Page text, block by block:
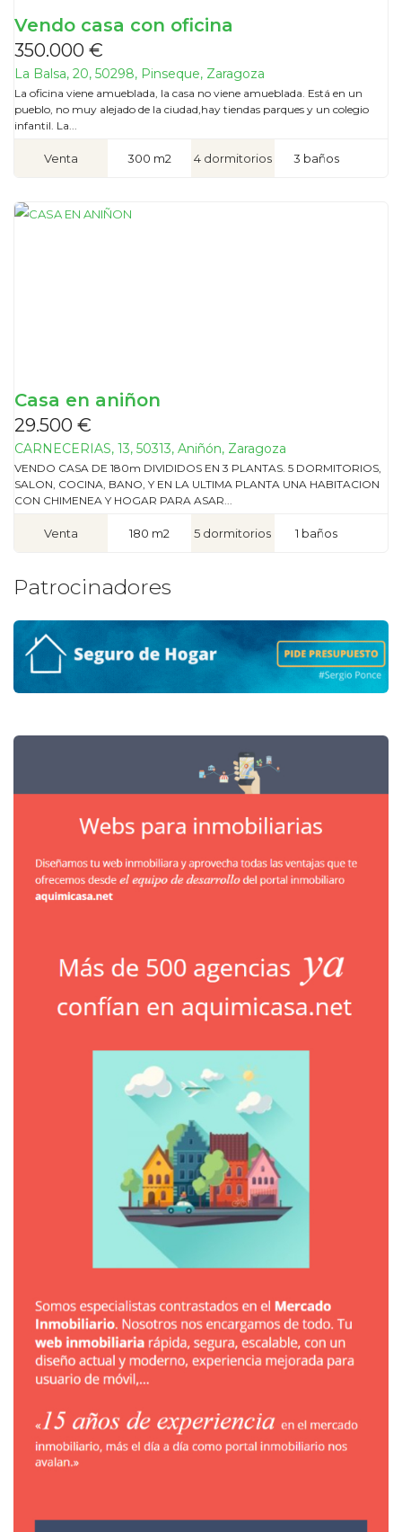
Vendo casa con oficina
350.000 €
La Balsa, 20, 50298, Pinseque, Zaragoza
La oficina viene amueblada, la casa no viene amueblada. Está en un
pueblo, no muy alejado de la ciudad,hay tiendas parques y un colegio
infantil. La...
Venta 300 m2 4 dormitorios 3 baños
Casa en aniñon
29.500 €
CARNECERIAS, 13, 50313, Aniñón, Zaragoza
VENDO CASA DE 180m DIVIDIDOS EN 3 PLANTAS. 5 DORMITORIOS,
SALON, COCINA, BANO, Y EN LA ULTIMA PLANTA UNA HABITACION
CON CHIMENEA Y HOGAR PARA ASAR...
Venta 180 m2 5 dormitorios 1 baños
Patrocinadores